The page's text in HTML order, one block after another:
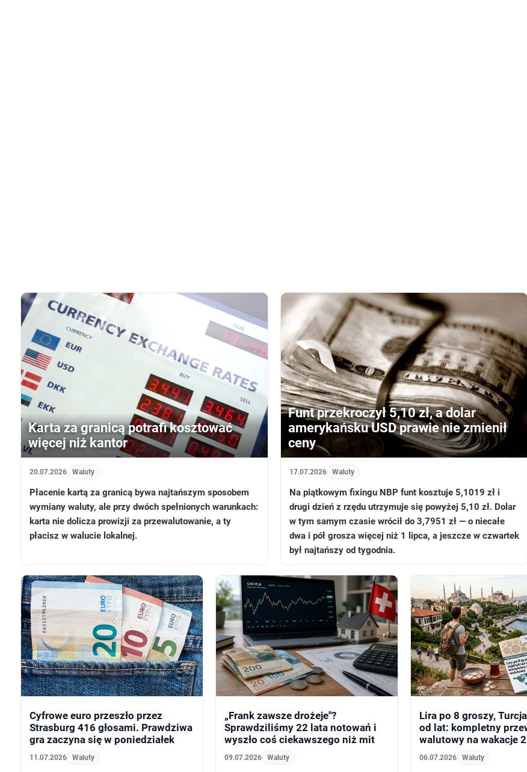
Karta za granicą potrafi kosztować
więcej niż kantor
20.07.2026 Waluty
Płacenie kartą za granicą bywa najtańszym sposobem
wymiany waluty, ale przy dwóch spełnionych warunkach:
karta nie dolicza prowizji za przewalutowanie, a ty
płacisz w walucie lokalnej.
Funt przekroczył 5,10 zł, a dolar
amerykańsku USD prawie nie zmienił
ceny
17.07.2026 Waluty
Na piątkowym fixingu NBP funt kosztuje 5,1019 zł i
drugi dzień z rzędu utrzymuje się powyżej 5,10 zł. Dolar
w tym samym czasie wrócił do 3,7951 zł — o niecałe
dwa i pół grosza więcej niż 1 lipca, a jeszcze w czwartek
był najtańszy od tygodnia.
Cyfrowe euro przeszło przez
Strasburg 416 głosami. Prawdziwa
gra zaczyna się w poniedziałek
11.07.2026 Waluty
„Frank zawsze drożeje"?
Sprawdziliśmy 22 lata notowań i
wyszło coś ciekawszego niż mit
09.07.2026 Waluty
Lira po 8 groszy,
od lat: kompletny
walutowy na wakacje
06.07.2026 Waluty